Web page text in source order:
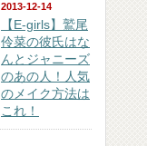
2013-12-14
【E-girls】鷲尾
伶菜の彼氏はな
んとジャニーズ
のあの人！人気
のメイク方法は
これ！